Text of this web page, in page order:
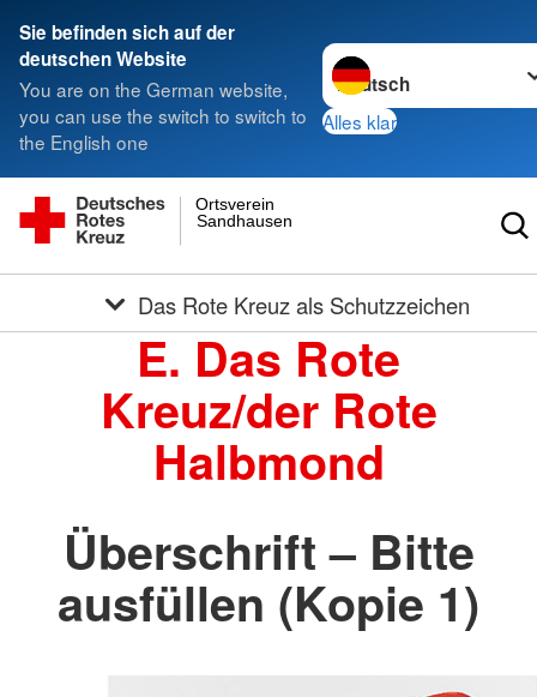
Sie befinden sich auf der
deutschen Website
You are on the German website,
you can use the switch to switch to
the English one
Sprache wechseln zu
Alles klar
Sandhausen
Ortsverein
Das Rote Kreuz als Schutzzeichen
E. Das Rote
Kreuz/der Rote
Halbmond
Überschrift – Bitte
ausfüllen (Kopie 1)